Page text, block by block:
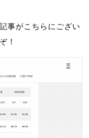
事がこちらにござい
！